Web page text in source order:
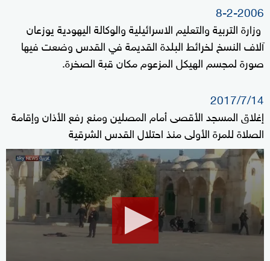
8-2-2006
وزارة التربية والتعليم الاسرائيلية والوكالة اليهودية يوزعان
آلاف النسخ لخرائط البلدة القديمة في القدس وضعت فيها
صورة لمجسم الهيكل المزعوم مكان قبة الصخرة.
2017/7/14
إغلاق المسجد الأقصى أمام المصلين ومنع رفع الأذان وإقامة
الصلاة للمرة الأولى منذ احتلال القدس الشرقية
seconds
0
seconds